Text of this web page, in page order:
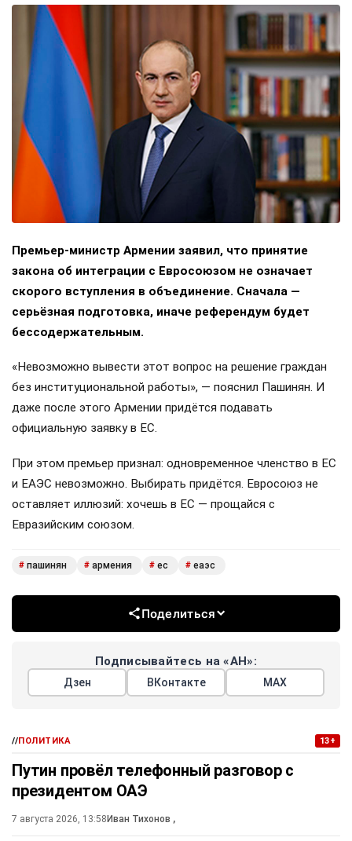
Премьер-министр Армении заявил, что принятие
закона об интеграции с Евросоюзом не означает
скорого вступления в объединение. Сначала —
серьёзная подготовка, иначе референдум будет
бессодержательным.
«Невозможно вывести этот вопрос на решение граждан
без институциональной работы», — пояснил Пашинян. И
даже после этого Армении придётся подавать
официальную заявку в ЕС.
При этом премьер признал: одновременное членство в ЕС
и ЕАЭС невозможно. Выбирать придётся. Евросоюз не
оставляет иллюзий: хочешь в ЕС — прощайся с
Евразийским союзом.
# пашинян # армения # ес # еаэс
Поделиться
Подписывайтесь на «АН»:
Дзен ВКонтакте МАХ
//ПОЛИТИКА 13+
Путин провёл телефонный разговор с
президентом ОАЭ
7 августа 2026, 13:58Иван Тихонов ,